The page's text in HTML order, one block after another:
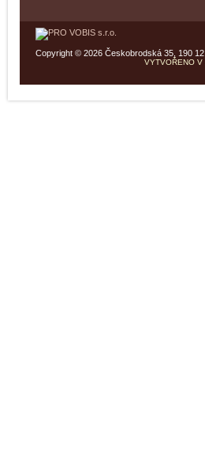
Copyright © 2026 Českobrodská 35, 190
VYTVOŘENO V